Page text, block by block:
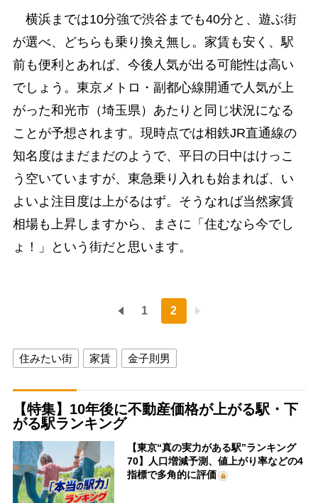
横浜までは10分強で渋谷までも40分と、遊ぶ街
が選べ、どちらも乗り換え無し。家賃も安く、駅
前も便利とあれば、今後人気が出る可能性は高い
でしょう。東京メトロ・副都心線開通で人気が上
がった和光市（埼玉県）あたりと同じ状況になる
ことが予想されます。現時点では相鉄JR直通線の
知名度はまだまだのようで、平日の日中はけっこ
う空いていますが、東急乗り入れも始まれば、い
よいよ注目度は上がるはず。そうなれば当然家賃
相場も上昇しますから、まさに「住むなら今でし
ょ！」という街だと思います。
1 2
住みたい街 家賃 金子則男
【特集】10年後に不動産価格が上がる駅・下
がる駅ランキング
【東京“真の実力がある駅”ランキング
70】人口増減予測、値上がり率などの4
指標で多角的に評価